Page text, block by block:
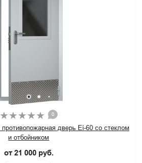
0
дверь Ei-60 со стеклом
и отбойником
от 21 000 руб.